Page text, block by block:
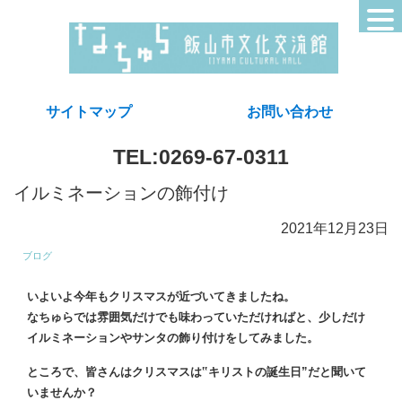
サイトマップ お問い合わせ
TEL:0269-67-0311
イルミネーションの飾付け
2021年12月23日
ブログ
いよいよ今年もクリスマスが近づいてきましたね。
なちゅらでは雰囲気だけでも味わっていただければと、少しだけ
イルミネーションやサンタの飾り付けをしてみました。
ところで、皆さんはクリスマスは‟キリストの誕生日”だと聞いて
いませんか？